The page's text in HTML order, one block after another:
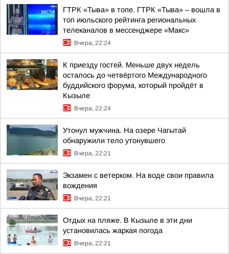
ГТРК «Тыва» в топе. ГТРК «Тыва» – вошла в
топ июльского рейтинга региональных
телеканалов в мессенджере «Макс»
Вчера, 22:24
К приезду гостей. Меньше двух недель
осталось до четвёртого Международного
буддийского форума, который пройдёт в
Кызыле
Вчера, 22:24
Утонул мужчина. На озере Чагытай
обнаружили тело утонувшего
Вчера, 22:21
Экзамен с ветерком. На воде свои правила
вождения
Вчера, 22:21
Отдых на пляже. В Кызыле в эти дни
установилась жаркая погода
Вчера, 22:21